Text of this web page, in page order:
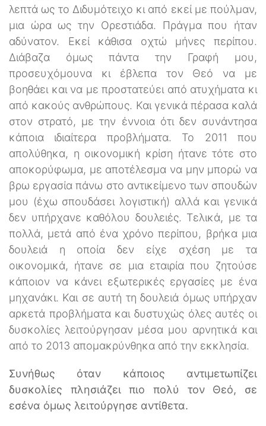
λεπτά ως το Διδυμότειχο κι από εκεί με πούλμαν,
μια ώρα ως την Ορεστιάδα. Πράγμα που ήταν
αδύνατον. Εκεί κάθισα οχτώ μήνες περίπου.
Διάβαζα όμως πάντα την Γραφή μου,
προσευχόμουνα κι έβλεπα τον Θεό να με
βοηθάει και να με προστατεύει από ατυχήματα κι
από κακούς ανθρώπους. Και γενικά πέρασα καλά
στον στρατό, με την έννοια ότι δεν συνάντησα
κάποια ιδιαίτερα προβλήματα. Το 2011 που
απολύθηκα, η οικονομική κρίση ήτανε τότε στο
αποκορύφωμα, με αποτέλεσμα να μην μπορώ να
βρω εργασία πάνω στο αντικείμενο των σπουδών
μου (έχω σπουδάσει λογιστική) αλλά και γενικά
δεν υπήρχανε καθόλου δουλειές. Τελικά, με τα
πολλά, μετά από ένα χρόνο περίπου, βρήκα μια
δουλειά η οποία δεν είχε σχέση με τα
οικονομικά, ήτανε σε μια εταιρία που ζητούσε
κάποιον να κάνει εξωτερικές εργασίες με ένα
μηχανάκι. Και σε αυτή τη δουλειά όμως υπήρχαν
αρκετά προβλήματα και δυστυχώς όλες αυτές οι
δυσκολίες λειτούργησαν μέσα μου αρνητικά και
από το 2013 απομακρύνθηκα από την εκκλησία.
Συνήθως όταν κάποιος αντιμετωπίζει
δυσκολίες πλησιάζει πιο πολύ τον Θεό, σε
εσένα όμως λειτούργησε αντίθετα.